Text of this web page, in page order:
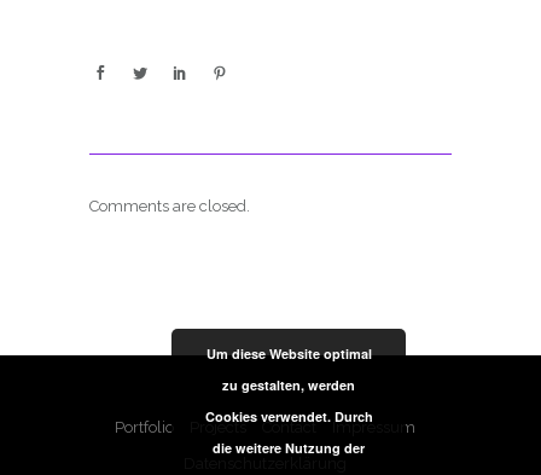
Comments are closed.
Portfolio Projects Contact
Impressum
Um diese Website optimal
zu gestalten, werden
Cookies verwendet. Durch
die weitere Nutzung der